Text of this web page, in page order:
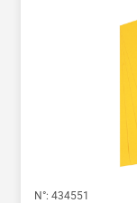
N°: 434551